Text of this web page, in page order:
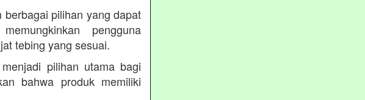
pilihan yang dapat
pengguna
tebing yang sesuai.
pilihan utama bagi
bahwa produk memiliki